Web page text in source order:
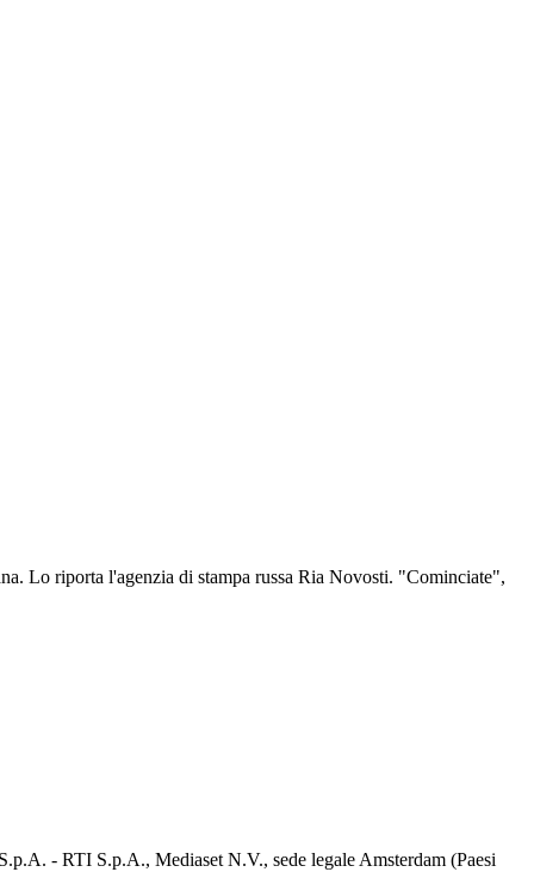
Lo riporta l'agenzia di stampa russa Ria Novosti. "Cominciate",
- RTI S.p.A., Mediaset N.V., sede legale Amsterdam (Paesi